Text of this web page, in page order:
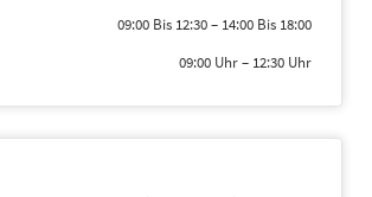
09:00 Bis 12:30– 14:00 Bis 18:00
09:00 Uhr– 12:30 Uhr